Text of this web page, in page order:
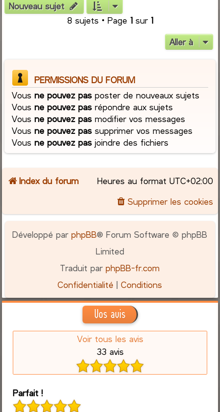
Nouveau sujet
8 sujets • Page 1sur 1
Aller à
PERMISSIONS DU FORUM
Vousne pouvez pas poster de nouveaux sujets
Vousne pouvez pas répondre aux sujets
Vousne pouvez pas modifier vos messages
Vousne pouvez pas supprimer vos messages
Vousne pouvez pas joindre des fichiers
Index du forum Heures au format UTC+02:00
Supprimer les cookies
Développé parphpBB® Forum Software © phpBB
Limited
Traduit parphpBB-fr.com
Confidentialité |Conditions
Vos avis
Voir tous les avis
33 avis
Parfait !